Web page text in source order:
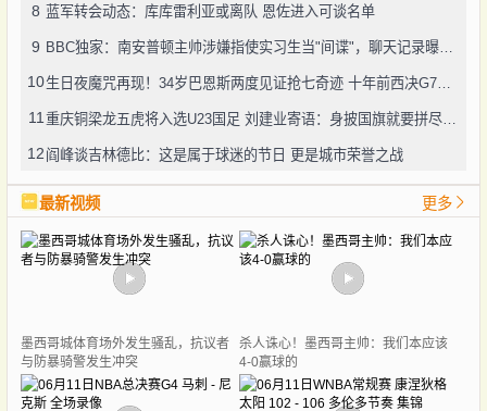
8 蓝军转会动态：库库雷利亚或离队 恩佐进入可谈名单
9 BBC独家：南安普顿主帅涉嫌指使实习生当"间谍"，聊天记录曝光引轩然大波
10 生日夜魔咒再现！34岁巴恩斯两度见证抢七奇迹 十年前西决G7也曾送雷霆回家
11 重庆铜梁龙五虎将入选U23国足 刘建业寄语：身披国旗就要拼尽全力
12 阎峰谈吉林德比：这是属于球迷的节日 更是城市荣誉之战
最新视频 更多
墨西哥城体育场外发生骚乱，抗议者
与防暴骑警发生冲突
杀人诛心！墨西哥主帅：我们本应该
4-0赢球的